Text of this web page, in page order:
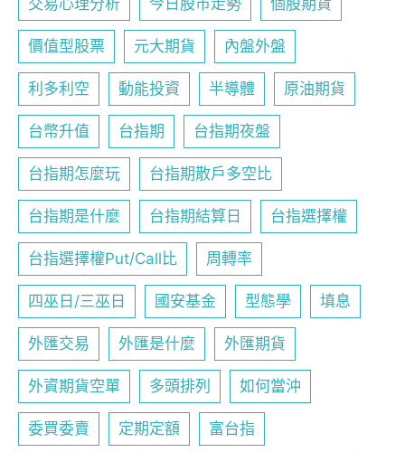
交易心理分析 今日股市走勢 個股期貨
價值型股票 元大期貨 內盤外盤
利多利空 動能投資 半導體 原油期貨
台幣升值 台指期 台指期夜盤
台指期怎麼玩 台指期散戶多空比
台指期是什麼 台指期結算日 台指選擇權
台指選擇權Put/Call比 周轉率
四巫日/三巫日 國安基金 型態學 填息
外匯交易 外匯是什麼 外匯期貨
外資期貨空單 多頭排列 如何當沖
委買委賣 定期定額 富台指